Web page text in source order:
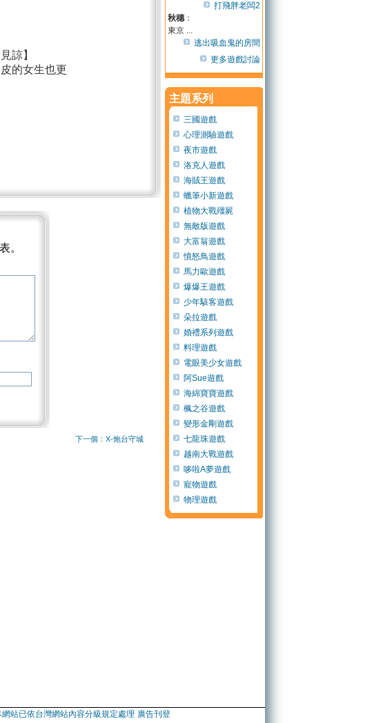
諒】
的女生也更
。
下一個：X-炮台守城
打飛胖老闆2
秋穗：
東京 ...
逃出吸血鬼的房間
更多遊戲討論
主題系列
三國遊戲
心理測驗遊戲
夜市遊戲
洛克人遊戲
海賊王遊戲
蠟筆小新遊戲
植物大戰殭屍
無敵版遊戲
大富翁遊戲
憤怒鳥遊戲
馬力歐遊戲
爆爆王遊戲
少年駭客遊戲
朵拉遊戲
婚禮系列遊戲
料理遊戲
電眼美少女遊戲
阿Sue遊戲
海綿寶寶遊戲
楓之谷遊戲
變形金剛遊戲
七龍珠遊戲
越南大戰遊戲
哆啦A夢遊戲
寵物遊戲
物理遊戲
網站已依台灣網站內容分級規定處理 廣告刊登